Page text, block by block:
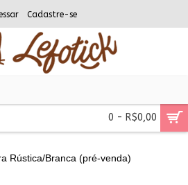
Cadastre-se
0 - R$0,00
Rústica/Branca (pré-venda)